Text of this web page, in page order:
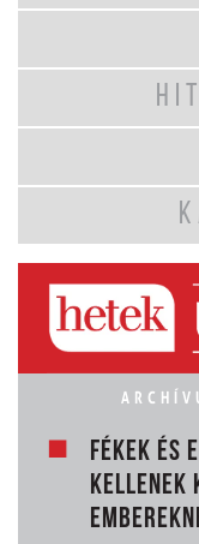
FÉKEK ÉS
KELLENEK